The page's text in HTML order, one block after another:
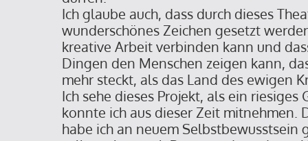
Ich glaube auch, dass durch dieses
wunderschönes Zeichen gesetzt
kreative Arbeit verbinden kann und
Dingen den Menschen zeigen kann,
mehr steckt, als das Land des ewigen
Ich sehe dieses Projekt, als ein riesiges
konnte ich aus dieser Zeit mitnehmen.
habe ich an neuem Selbstbewusstsein